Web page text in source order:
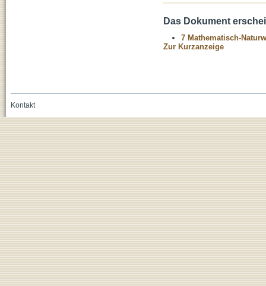
Das Dokument
7 Mathematisch-
Zur Kurzanzeige
Kontakt